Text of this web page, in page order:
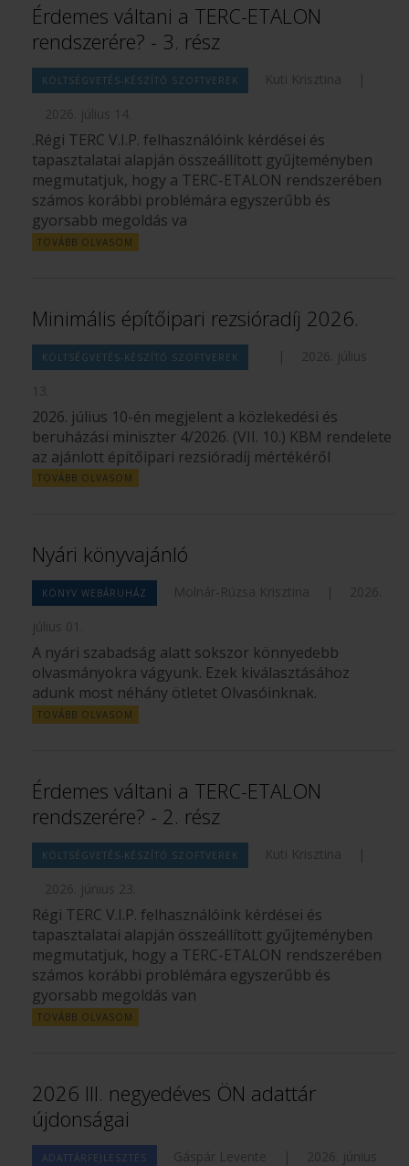
Érdemes váltani a TERC-ETALON
rendszerére? - 3. rész
KÖLTSÉGVETÉS-KÉSZÍTŐ SZOFTVEREK Kuti Krisztina
|
2026. július 14.
.Régi TERC V.I.P. felhasználóink kérdései és
tapasztalatai alapján összeállított gyűjteményben
megmutatjuk, hogy a TERC-ETALON rendszerében
számos korábbi problémára egyszerűbb és
gyorsabb megoldás va
TOVÁBB OLVASOM
Minimális építőipari rezsióradíj 2026.
KÖLTSÉGVETÉS-KÉSZÍTŐ SZOFTVEREK |
2026. július
13.
2026. július 10-én megjelent a közlekedési és
beruházási miniszter 4/2026. (VII. 10.) KBM rendelete
az ajánlott építőipari rezsióradíj mértékéről
TOVÁBB OLVASOM
Nyári könyvajánló
KÖNYV WEBÁRUHÁZ Molnár-Rúzsa Krisztina |
2026.
július 01.
A nyári szabadság alatt sokszor könnyedebb
olvasmányokra vágyunk. Ezek kiválasztásához
adunk most néhány ötletet Olvasóinknak.
TOVÁBB OLVASOM
Érdemes váltani a TERC-ETALON
rendszerére? - 2. rész
KÖLTSÉGVETÉS-KÉSZÍTŐ SZOFTVEREK Kuti Krisztina
|
2026. június 23.
Régi TERC V.I.P. felhasználóink kérdései és
tapasztalatai alapján összeállított gyűjteményben
megmutatjuk, hogy a TERC-ETALON rendszerében
számos korábbi problémára egyszerűbb és
gyorsabb megoldás van
TOVÁBB OLVASOM
2026 III. negyedéves ÖN adattár
újdonságai
ADATTÁRFEJLESZTÉS Gáspár Levente | 2026. június